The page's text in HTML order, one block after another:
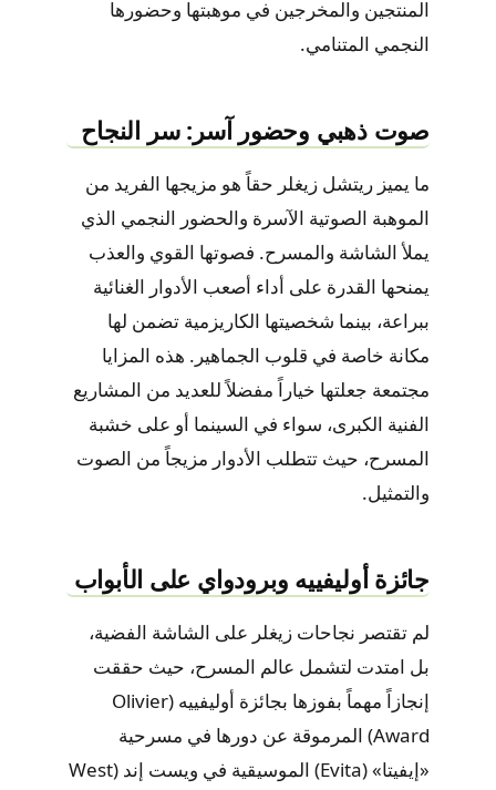
المنتجين والمخرجين في موهبتها وحضورها
النجمي المتنامي.
صوت ذهبي وحضور آسر: سر النجاح
ما يميز ريتشل زيغلر حقاً هو مزيجها الفريد من
الموهبة الصوتية الآسرة والحضور النجمي الذي
يملأ الشاشة والمسرح. فصوتها القوي والعذب
يمنحها القدرة على أداء أصعب الأدوار الغنائية
ببراعة، بينما شخصيتها الكاريزمية تضمن لها
مكانة خاصة في قلوب الجماهير. هذه المزايا
مجتمعة جعلتها خياراً مفضلاً للعديد من المشاريع
الفنية الكبرى، سواء في السينما أو على خشبة
المسرح، حيث تتطلب الأدوار مزيجاً من الصوت
والتمثيل.
جائزة أوليفييه وبرودواي على الأبواب
لم تقتصر نجاحات زيغلر على الشاشة الفضية،
بل امتدت لتشمل عالم المسرح، حيث حققت
إنجازاً مهماً بفوزها بجائزة أوليفييه (Olivier
Award) المرموقة عن دورها في مسرحية
«إيفيتا» (Evita) الموسيقية في ويست إند (West